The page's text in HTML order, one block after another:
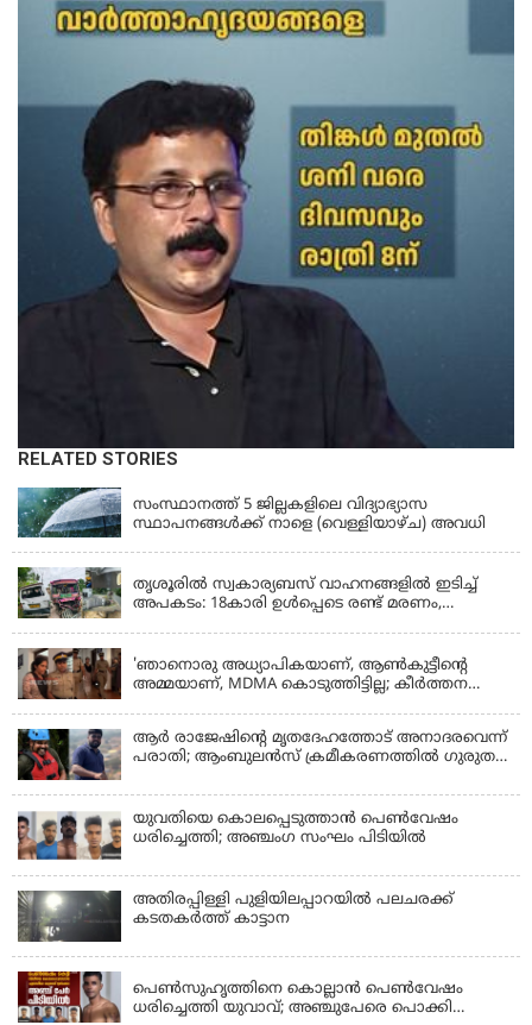
RELATED STORIES
KERALA
സംസ്ഥാനത്ത് 5 ജില്ലകളിലെ വിദ്യാഭ്യാസ
സ്ഥാപനങ്ങൾക്ക് നാളെ (വെള്ളിയാഴ്ച) അവധി
തൃശൂരിൽ സ്വകാര്യബസ് വാഹനങ്ങളില്‍ ഇടിച്ച്
അപകടം: 18കാരി ഉൾപ്പെടെ രണ്ട് മരണം,
'ഞാനൊരു അധ്യാപികയാണ്, ആണ്‍കുട്ടീന്റെ
അമ്മയാണ്‌, MDMA കൊടുത്തിട്ടില്ല; കീർത്തന
ആര്‍ രാജേഷിന്റെ മൃതദേഹത്തോട് അനാദരവെന്ന്
പരാതി; ആംബുലന്‍സ് ക്രമീകരണത്തില്‍ ഗുരുതര
ഫ്രീസര്‍ സംവിധാനം ഇല്ലാതെയെന്നും ആരോപണം
യുവതിയെ കൊലപ്പെടുത്താൻ പെൺവേഷം
ധരിച്ചെത്തി; അഞ്ചംഗ സംഘം പിടിയിൽ
അതിരപ്പിള്ളി പുളിയിലപ്പാറയിൽ പലചരക്ക്
കടതകർത്ത് കാട്ടാന
പെണ്‍സുഹൃത്തിനെ കൊല്ലാന്‍ പെണ്‍വേഷം
ധരിച്ചെത്തി യുവാവ്; അഞ്ചുപേരെ പൊക്കി